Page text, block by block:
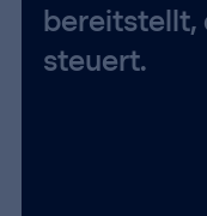
bereitstellt,
steuert.